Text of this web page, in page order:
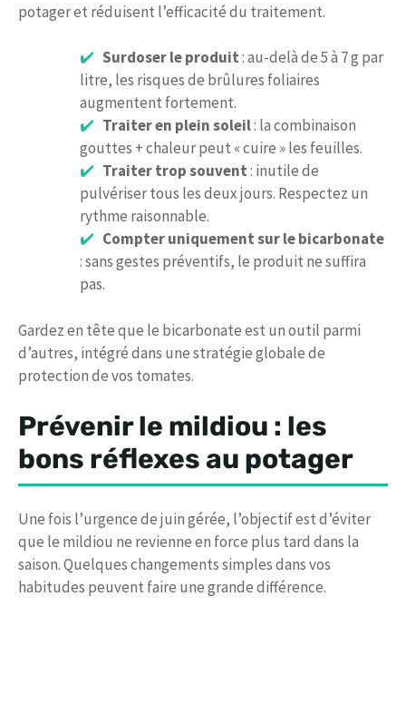
potager et réduisent l’efficacité du traitement.
Surdoser le produit: au-delà de 5 à 7 g par
litre, les risques de brûlures foliaires
augmentent fortement.
Traiter en plein soleil: la combinaison
gouttes + chaleur peut « cuire » les feuilles.
Traiter trop souvent: inutile de
pulvériser tous les deux jours. Respectez un
rythme raisonnable.
Compter uniquement sur le bicarbonate
: sans gestes préventifs, le produit ne suffira
pas.
Gardez en tête que le bicarbonate est un outil parmi
d’autres, intégré dans une stratégie globale de
protection de vos tomates.
Prévenir le mildiou : les
bons réflexes au potager
Une fois l’urgence de juin gérée, l’objectif est d’éviter
que le mildiou ne revienne en force plus tard dans la
saison. Quelques changements simples dans vos
habitudes peuvent faire une grande différence.